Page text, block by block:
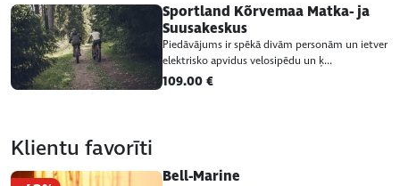
Sportland Kõrvemaa Matka- ja
Suusakeskus
Piedāvājums ir spēkā divām personām un ietver
elektrisko apvidus velosipēdu un ķ...
109.00 €
Klientu favorīti
Bell-Marine